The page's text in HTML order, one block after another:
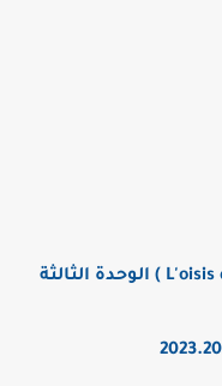
جذاذات اللغة الفرنسية (L'oisis des mots ) الوحدة الثالثة